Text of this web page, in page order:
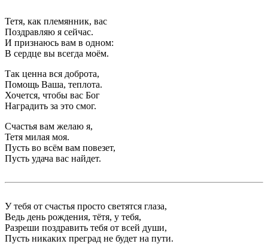
Тетя, как племянник, вас
Поздравляю я сейчас.
И признаюсь вам в одном:
В сердце вы всегда моём.
Так ценна вся доброта,
Помощь Ваша, теплота.
Хочется, чтобы вас Бог
Наградить за это смог.
Счастья вам желаю я,
Тетя милая моя.
Пусть во всём вам повезет,
Пусть удача вас найдет.
У тебя от счастья просто светятся глаза,
Ведь день рождения, тётя, у тебя,
Разреши поздравить тебя от всей души,
Пусть никаких преград не будет на пути.